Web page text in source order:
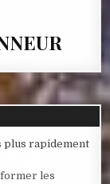
plus rapidement
les